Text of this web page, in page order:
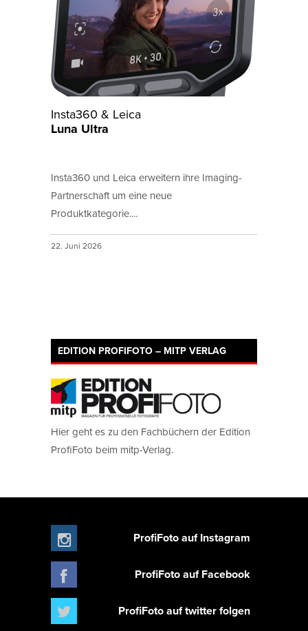
Insta360 & Leica
Luna Ultra
Insta360 und Leica erweitern ihre Imaging-
Partnerschaft um eine neue
Produktkategorie....
22. Juni 2026
EDITION PROFIFOTO – MITP VERLAG
Hier geht es zu den Fachbüchern der Edition
ProfiFoto beim mitp-Verlag.
ProfiFoto auf Instagram
ProfiFoto auf Facebook
ProfiFoto auf twitter folgen